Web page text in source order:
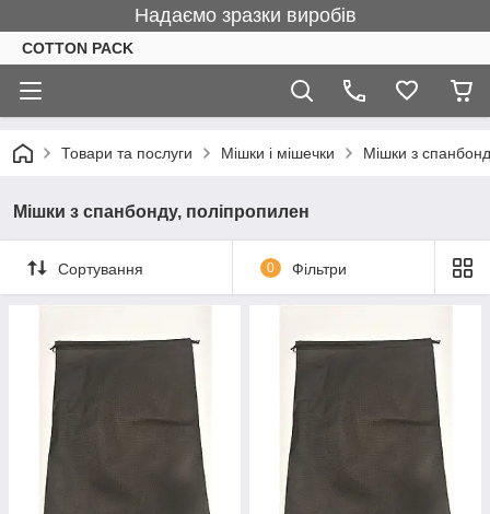
Надаємо зразки виробів
COTTON PACK
Товари та послуги Мішки і мішечки Мішки з
Мішки з спанбонду, поліпропилен
Сортування 0 Фільтри